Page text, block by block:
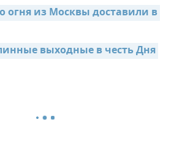
огня из Москвы доставили в
выходные в честь Дня